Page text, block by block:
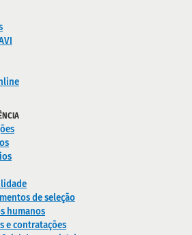
de seleção
humanos
e contratações